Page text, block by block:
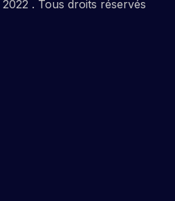
. Tous droits réservés